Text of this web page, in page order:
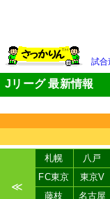
試合
Jリーグ 最新情報
≪
札幌 八戸
FC東京
東京V
藤枝
名古屋